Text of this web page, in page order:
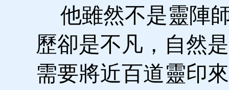
他雖然不是靈陣
歷卻是不凡，自然
需要將近百道靈印